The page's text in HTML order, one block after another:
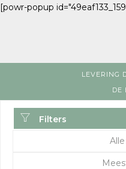
[powr-popup
LEVERING
DE
Filters